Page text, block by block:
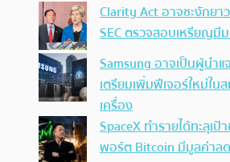
Clarity Act อาจชะงักย
SEC ตรวจสอบเหรียญมี
Samsung อาจเป็นผู้นำ
เตรียมเพิ่มฟีเจอร์ใหม่ใ
เครื่อง
SpaceX ทำรายได้ทะลุเ
พอร์ต Bitcoin มีมูลค่าล